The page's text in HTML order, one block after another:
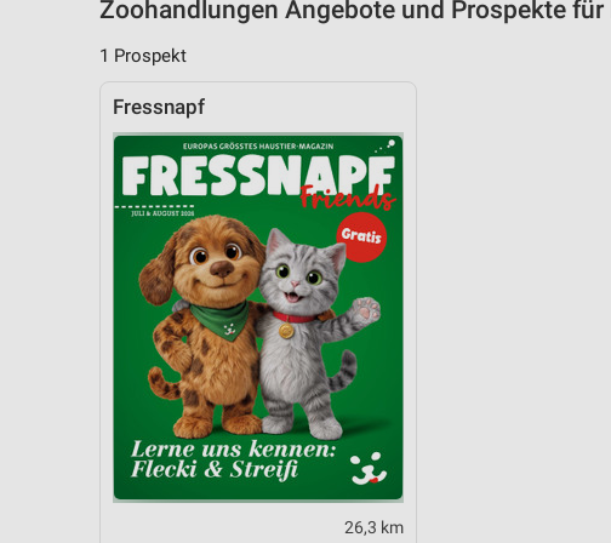
Zoohandlungen Angebote und Prospekte für
1 Prospekt
Fressnapf
26,3 km